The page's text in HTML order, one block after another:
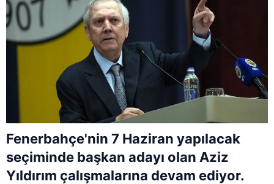
Fenerbahçe'nin 7 Haziran yapılacak
seçiminde başkan adayı olan Aziz
Yıldırım çalışmalarına devam ediyor.